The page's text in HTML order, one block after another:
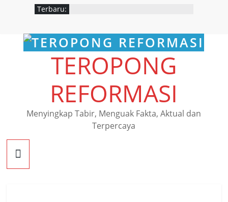
content
Terbaru:
TEROPONG
REFORMASI
Menyingkap Tabir, Menguak Fakta, Aktual dan
Terpercaya